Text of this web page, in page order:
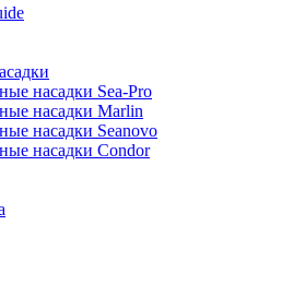
насадки Sea-Pro
насадки Marlin
насадки Seanovo
насадки Condor